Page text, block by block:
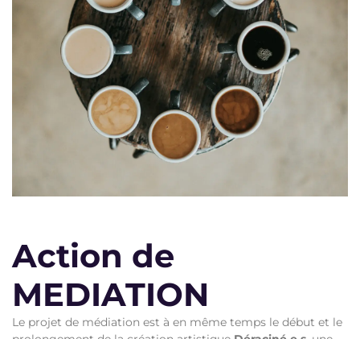
Action de
MEDIATION
Le projet de médiation est à en même temps le début et le